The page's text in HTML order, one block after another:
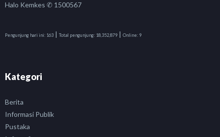
Halo Kemkes ✆ 1500567
Pengunjung hari ini: 163 | Total pengunjung: 18,352,879 | Online: 9
Kategori
Berita
Informasi Publik
Pustaka